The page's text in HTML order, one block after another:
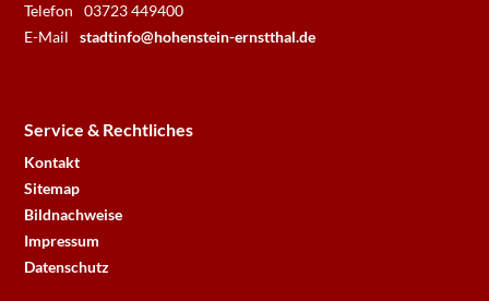
Telefon
03723 449400
E-Mail
stadtinfo@hohenstein-ernstthal.de
Service & Rechtliches
Kontakt
Sitemap
Bildnachweise
Impressum
Datenschutz